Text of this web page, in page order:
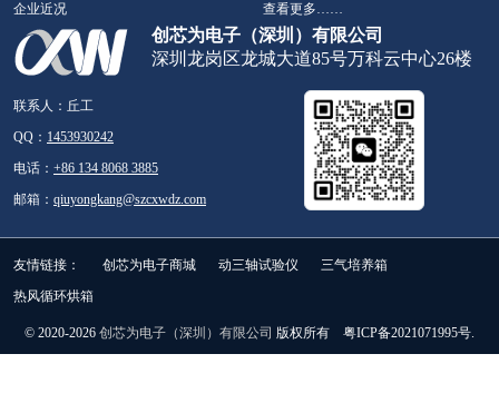
企业近况
查看更多……
创芯为电子（深圳）有限公司
深圳龙岗区龙城大道85号万科云中心26楼
联系人：丘工
QQ： 1453930242
电话： +86 134 8068 3885
邮箱： qiuyongkang@szcxwdz.com
友情链接： 创芯为电子商城 动三轴试验仪
三气培养箱
热风循环烘箱
© 2020-2026 创芯为电子（深圳）有限公司 版权所有 粤ICP备2021071995号.